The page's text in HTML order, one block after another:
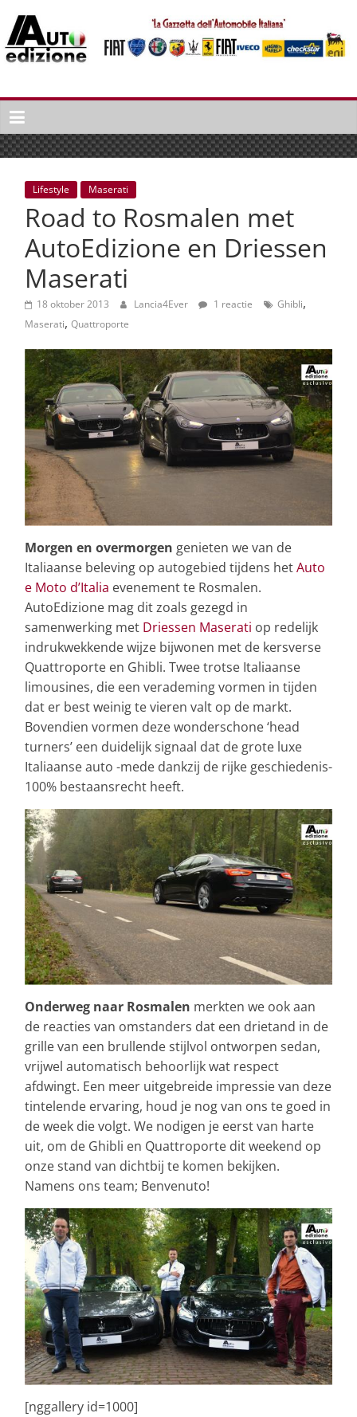
naar
inhoud
Auto
Edizione
La
Gazetta
dell'Automobile
Italiana
Italiaans
autonieuws
lifestyle
Lifestyle Maserati
Road to Rosmalen met
AutoEdizione en Driessen
Maserati
18 oktober 2013 Lancia4Ever 1 reactie Ghibli,
Maserati, Quattroporte
Morgen en overmorgen genieten we van de
Italiaanse beleving op autogebied tijdens hetAuto
e Moto d’Italia evenement te Rosmalen.
AutoEdizione mag dit zoals gezegd in
samenwerking met Driessen Maserati op redelijk
indrukwekkende wijze bijwonen met de kersverse
Quattroporte en Ghibli. Twee trotse Italiaanse
limousines, die een verademing vormen in tijden
dat er best weinig te vieren valt op de markt.
Bovendien vormen deze wonderschone ‘head
turners’ een duidelijk signaal dat de grote luxe
Italiaanse auto -mede dankzij de rijke geschiedenis-
100% bestaansrecht heeft.
Onderweg naar Rosmalen merkten we ook aan
de reacties van omstanders dat een drietand in de
grille van een brullende stijlvol ontworpen sedan,
vrijwel automatisch behoorlijk wat respect
afdwingt. Een meer uitgebreide impressie van deze
tintelende ervaring, houd je nog van ons te goed in
de week die volgt. We nodigen je eerst van harte
uit, om de Ghibli en Quattroporte dit weekend op
onze stand van dichtbij te komen bekijken.
Namens ons team; Benvenuto!
[nggallery id=1000]